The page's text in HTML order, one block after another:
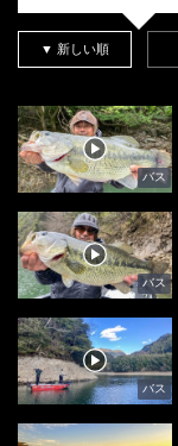
▼ 新しい順
バス
バス
バス